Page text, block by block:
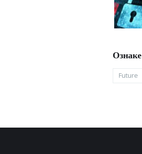
Ознаке
Future